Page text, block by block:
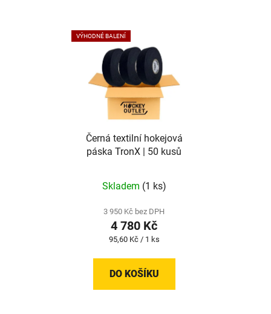
VÝHODNÉ BALENÍ
Černá textilní hokejová
páska TronX | 50 kusů
Skladem (1 ks)
3 950 Kč bez DPH
4 780 Kč
Měrná
95,60 Kč / 1 ks
DO KOŠÍKU